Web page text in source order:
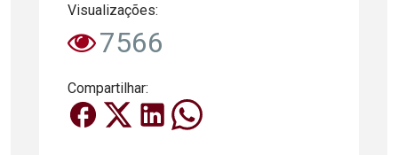
Visualizações:
7566
Compartilhar: